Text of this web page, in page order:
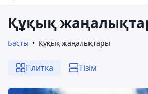
Құқық
Басты Құқық жаңалықтары
Плитка Тізім